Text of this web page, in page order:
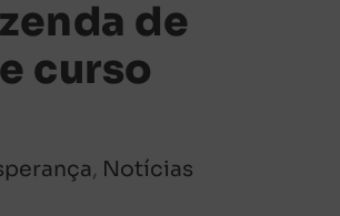
de
curso
, Notícias